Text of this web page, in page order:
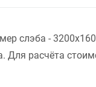
слэба -
расчёта